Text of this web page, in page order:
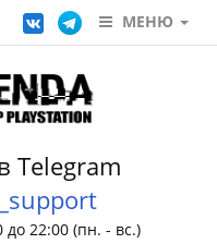
МЕНЮ
Telegram
до 22:00 (пн. - вс.)